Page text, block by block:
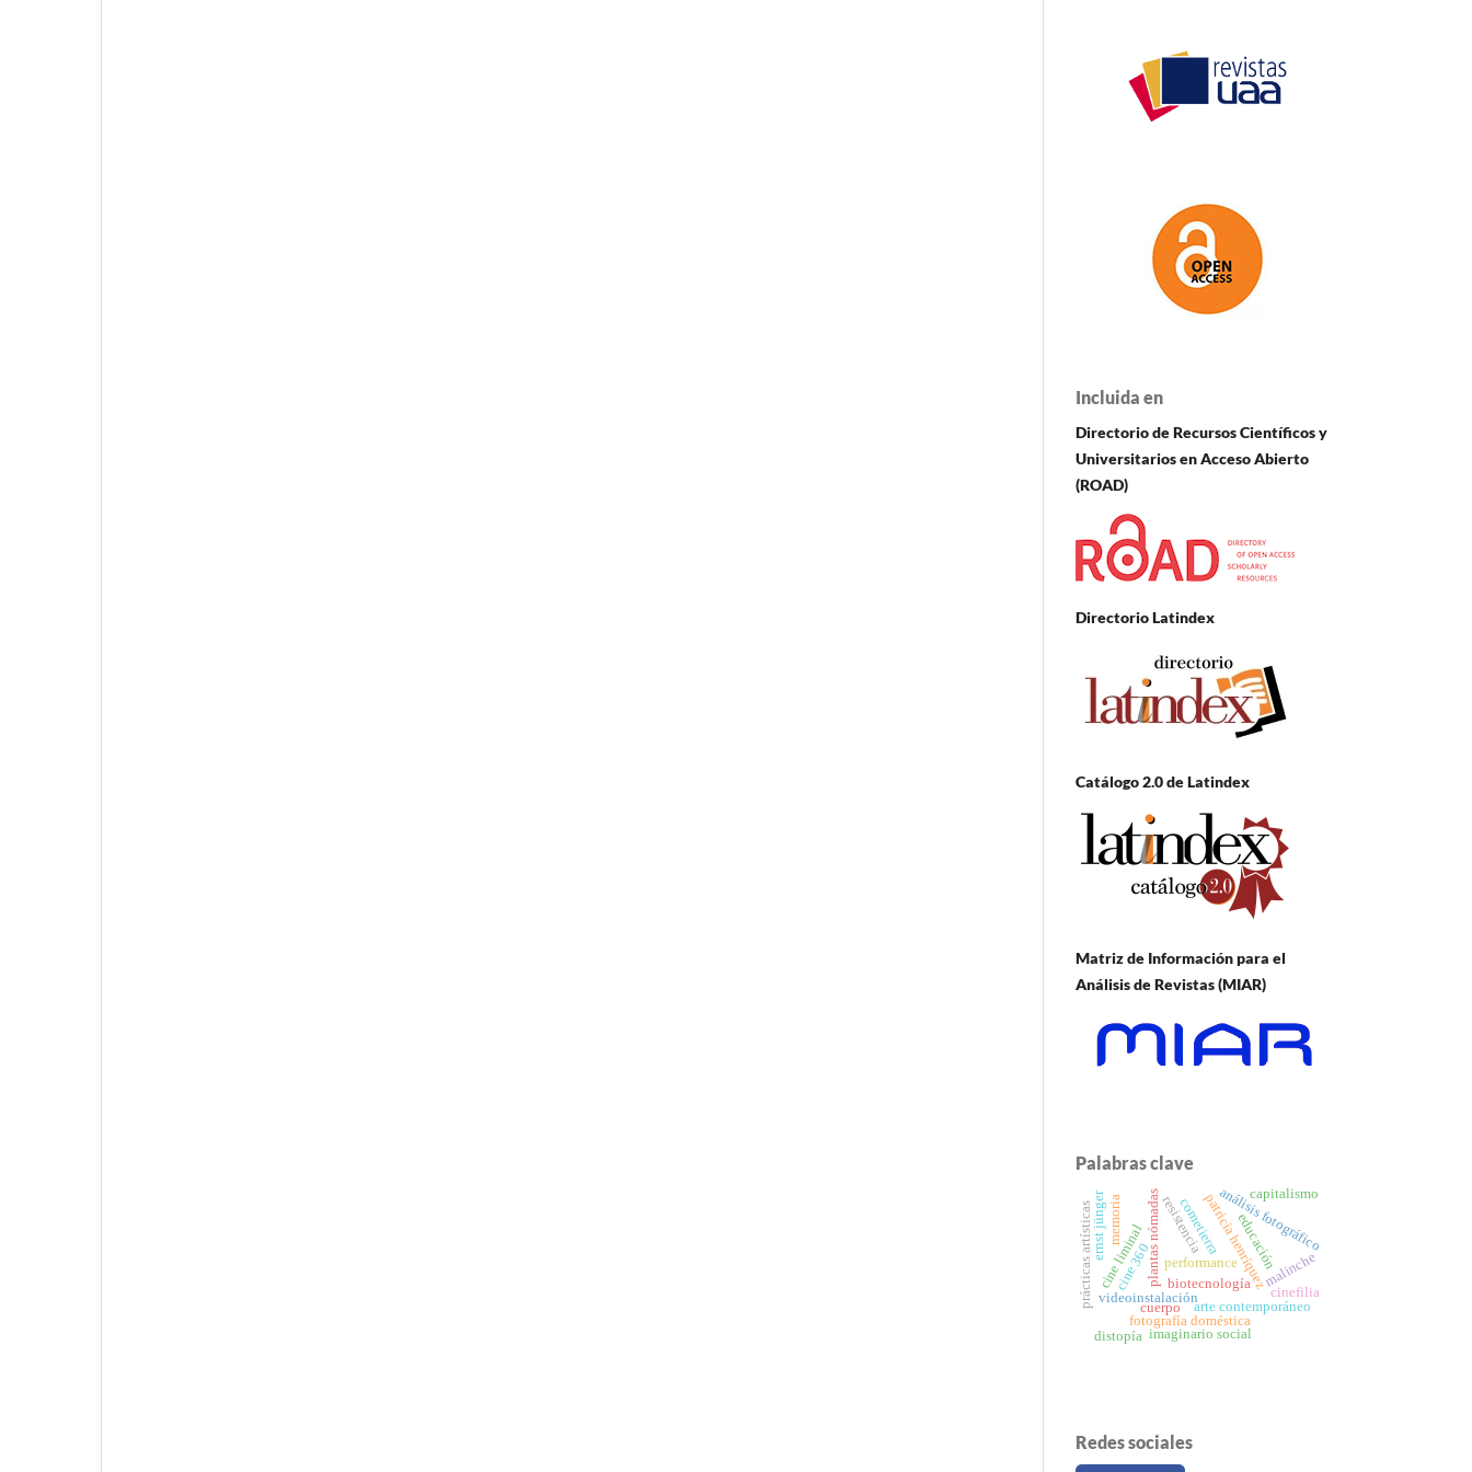
Incluida en
Directorio de Recursos Científicos y
Universitarios en Acceso Abierto
(ROAD)
Directorio Latindex
Catálogo 2.0 de Latindex
Matriz de Información para el
Análisis de Revistas (MIAR)
Palabras clave
arte contemporáneo
biotecnología
plantas nómadas patricia henríquez
videoinstalación
performance
cine liminal malinche
fotografía doméstica
análisis fotográfico
imaginario social
prácticas artísticas educación
cometierra
capitalismo
ernst jünger resistencia
memoria
cuerpo
cinefilia
distopía
cine 360
Redes sociales